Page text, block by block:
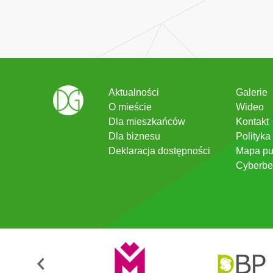
Aktualności
O mieście
Dla mieszkańców
Dla biznesu
Deklaracja dostępności
Galerie
Wideo
Kontakt
Mapa